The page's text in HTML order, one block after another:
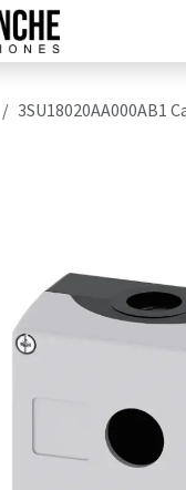
3SU18020AA000AB1